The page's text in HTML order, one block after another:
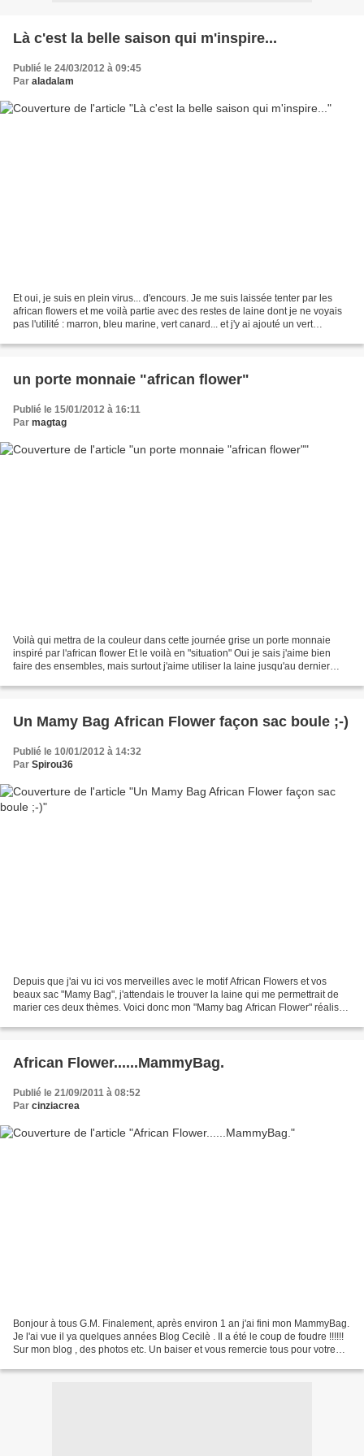
Là c'est la belle saison qui m'inspire...
Publié le 24/03/2012 à 09:45
Par aladalam
Et oui, je suis en plein virus... d'encours. Je me suis laissée tenter par les
african flowers et me voilà partie avec des restes de laine dont je ne voyais
pas l'utilité : marron, bleu marine, vert canard... et j'y ai ajouté un vert
un porte monnaie "african flower"
Publié le 15/01/2012 à 16:11
Par magtag
Voilà qui mettra de la couleur dans cette journée grise un porte monnaie
inspiré par l'african flower Et le voilà en "situation" Oui je sais j'aime bien
faire des ensembles, mais surtout j'aime utiliser la laine jusqu'au dernier
Un Mamy Bag African Flower façon sac boule ;-)
Publié le 10/01/2012 à 14:32
Par Spirou36
Depuis que j'ai vu ici vos merveilles avec le motif African Flowers et vos
beaux sac "Mamy Bag", j'attendais le trouver la laine qui me permettrait de
marier ces deux thèmes. Voici donc mon "Mamy bag African Flower" réalisé
African Flower......MammyBag.
Publié le 21/09/2011 à 08:52
Par cinziacrea
Bonjour à tous G.M. Finalement, après environ 1 an j'ai fini mon MammyBag.
Je l'ai vue il ya quelques années Blog Cecilè . Il a été le coup de foudre !!!!!!
Sur mon blog , des photos etc. Un baiser et vous remercie tous pour votre